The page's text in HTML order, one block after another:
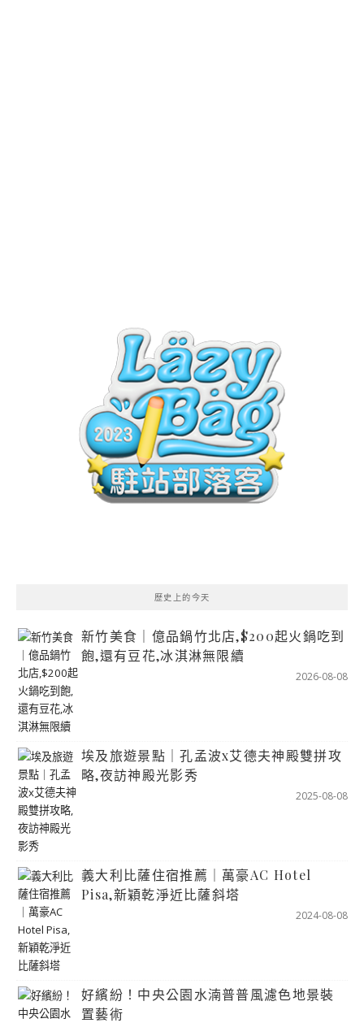
歷史上的今天
新竹美食｜億品鍋竹北店,$200起火鍋吃到
飽,還有豆花,冰淇淋無限續
2026-08-08
埃及旅遊景點｜孔孟波x艾德夫神殿雙拼攻
略,夜訪神殿光影秀
2025-08-08
義大利比薩住宿推薦｜萬豪AC Hotel
Pisa,新穎乾淨近比薩斜塔
2024-08-08
好繽紛！中央公園水湳普普風濾色地景裝
置藝術